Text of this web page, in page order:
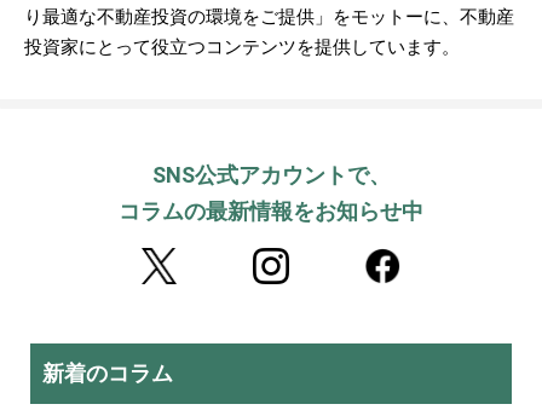
り最適な不動産投資の環境をご提供」をモットーに、不動産
投資家にとって役立つコンテンツを提供しています。
SNS公式アカウントで、
コラムの最新情報をお知らせ中
新着のコラム